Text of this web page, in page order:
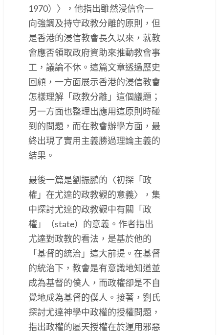
1970）〉，他指出雖然浸信會一
向強調及持守政教分離的原則，但
是香港的浸信教會長久以來，就教
會應否領取政府資助來推動教會事
工，議論不休。這篇文章透過歷史
回顧，一方面展示香港的浸信教會
怎樣理解「政教分離」這個議題；
另一方面也整理出應用這原則時碰
到的問題，而在教會辦學方面，最
終出現了實用主義勝過理論主義的
結果。
最後一篇是劉振鵬的〈初探「政
權」在尤達的政教觀的意義〉，集
中探討尤達的政教觀中有關「政
權」（state）的意義。作者指出
尤達對政教的看法，是基於他的
「基督的統治」這大前提。在基督
的統治下，教會是有意識地知道並
成為基督的僕人，而政權卻是不自
覺地成為基督的僕人。接著，劉氏
探討尤達神學中政權的授權問題，
指出政權的屬天授權在於運用邪惡